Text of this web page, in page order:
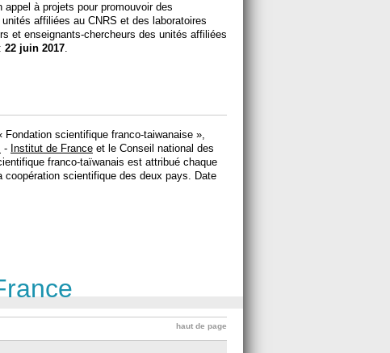
appel à projets pour promouvoir des
affiliées au CNRS et des laboratoires
et enseignants-chercheurs des unités affiliées
22 juin 2017.
scientifique franco-taiwanaise »,
- Institut de France et le Conseil national des
franco-taïwanais est attribué chaque
coopération scientifique des deux pays. Date
haut de page